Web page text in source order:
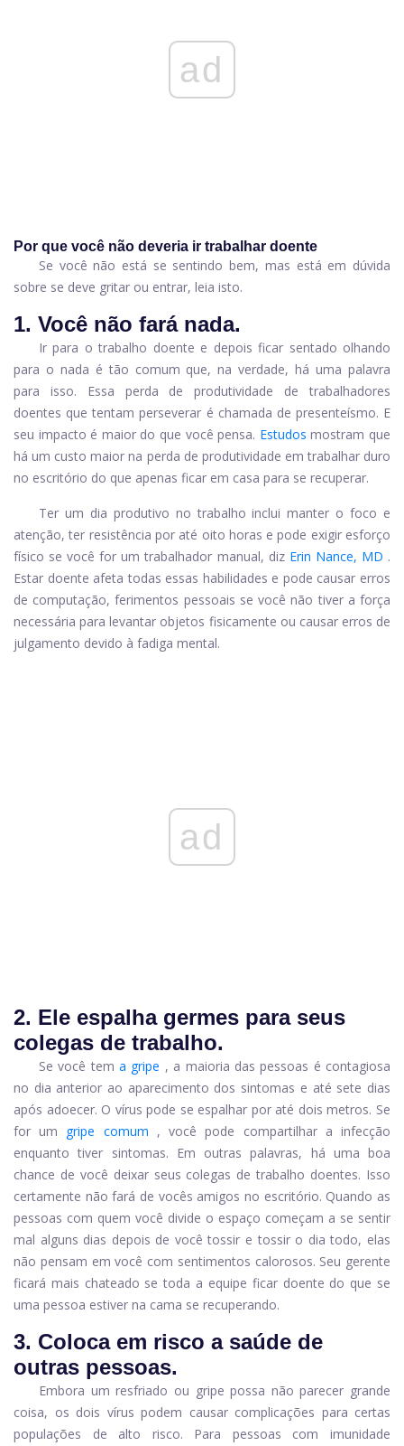
ad
Por que você não deveria ir trabalhar doente
Se você não está se sentindo bem, mas está em dúvida
sobre se deve gritar ou entrar, leia isto.
1. Você não fará nada.
Ir para o trabalho doente e depois ficar sentado olhando
para o nada é tão comum que, na verdade, há uma palavra
para isso. Essa perda de produtividade de trabalhadores
doentes que tentam perseverar é chamada de presenteísmo. E
seu impacto é maior do que você pensa. Estudos mostram que
há um custo maior na perda de produtividade em trabalhar duro
no escritório do que apenas ficar em casa para se recuperar.
Ter um dia produtivo no trabalho inclui manter o foco e
atenção, ter resistência por até oito horas e pode exigir esforço
físico se você for um trabalhador manual, diz Erin Nance, MD .
Estar doente afeta todas essas habilidades e pode causar erros
de computação, ferimentos pessoais se você não tiver a força
necessária para levantar objetos fisicamente ou causar erros de
julgamento devido à fadiga mental.
ad
2. Ele espalha germes para seus
colegas de trabalho.
Se você tem a gripe , a maioria das pessoas é contagiosa
no dia anterior ao aparecimento dos sintomas e até sete dias
após adoecer. O vírus pode se espalhar por até dois metros. Se
for um gripe comum , você pode compartilhar a infecção
enquanto tiver sintomas. Em outras palavras, há uma boa
chance de você deixar seus colegas de trabalho doentes. Isso
certamente não fará de vocês amigos no escritório. Quando as
pessoas com quem você divide o espaço começam a se sentir
mal alguns dias depois de você tossir e tossir o dia todo, elas
não pensam em você com sentimentos calorosos. Seu gerente
ficará mais chateado se toda a equipe ficar doente do que se
uma pessoa estiver na cama se recuperando.
3. Coloca em risco a saúde de
outras pessoas.
Embora um resfriado ou gripe possa não parecer grande
coisa, os dois vírus podem causar complicações para certas
populações de alto risco. Para pessoas com imunidade